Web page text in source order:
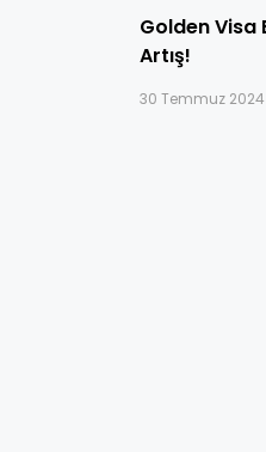
Golden Visa
Artış!
30 Temmuz 2024